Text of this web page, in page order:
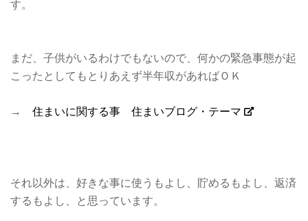
す。
まだ、子供がいるわけでもないので、何かの緊急事態が起
こったとしてもとりあえず半年収があればＯＫ
→ 住まいに関する事 住まいブログ・テーマ
それ以外は、好きな事に使うもよし、貯めるもよし、返済
するもよし、と思っています。